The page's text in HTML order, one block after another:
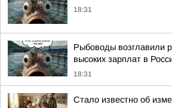
18:31
Рыбоводы возглавили
высоких зарплат в
18:31
Стало известно об